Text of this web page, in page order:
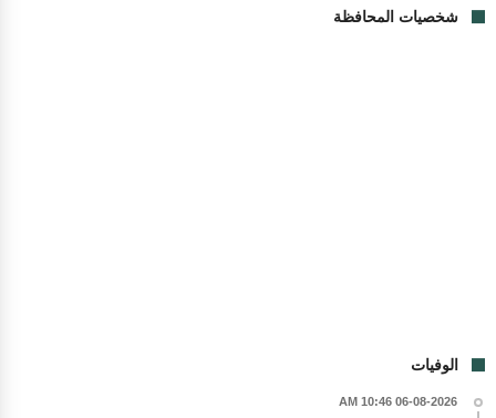
شخصيات المحافظة
الوفيات
06-08-2026 10:46 AM